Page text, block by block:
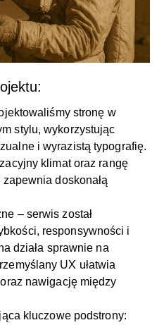
stronę w
stylu, wykorzystując
i wyrazistą typografię.
klimat oraz rangę
doskonałą
– serwis został
responsywności i
działa sprawnie na
UX ułatwia
nawigację między
kluczowe podstrony: